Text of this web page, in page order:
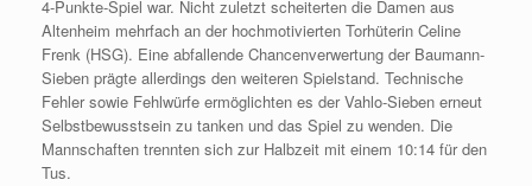
4-Punkte-Spiel war. Nicht zuletzt scheiterten die Damen aus
Altenheim mehrfach an der hochmotivierten Torhüterin Celine
Frenk (HSG). Eine abfallende Chancenverwertung der Baumann-
Sieben prägte allerdings den weiteren Spielstand. Technische
Fehler sowie Fehlwürfe ermöglichten es der Vahlo-Sieben erneut
Selbstbewusstsein zu tanken und das Spiel zu wenden. Die
Mannschaften trennten sich zur Halbzeit mit einem 10:14 für den
Tus.